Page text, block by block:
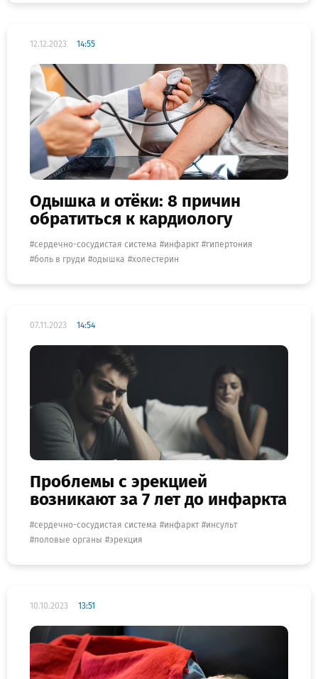
12.12.2023 14:55
Одышка и отёки: 8 причин
обратиться к кардиологу
сердечно-сосудистая система инфаркт
гипертония
боль в груди
одышка холестерин
07.11.2023 14:54
Проблемы с эрекцией
возникают за 7 лет до инфаркта
сердечно-сосудистая система инфаркт
инсульт
половые органы
эрекция
10.10.2023 13:51